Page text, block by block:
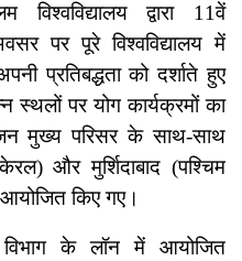
विश्वविद्यालय द्वारा 11वें
पर पूरे विश्वविद्यालय में
प्रतिबद्धता को दर्शाते हुए
स्थलों पर योग कार्यक्रमों का
मुख्य परिसर के साथ-साथ
और मुर्शिदाबाद (पश्चिम
किए गए।
विभाग के लॉन में आयोजित